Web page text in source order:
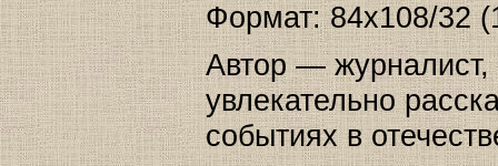
Формат: 84x108/32
Автор — журналист,
увлекательно
событиях в